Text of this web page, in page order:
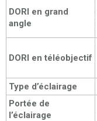
DORI en grand
angle
DORI en téléobjectif
Type d’éclairage
Portée de
l’éclairage